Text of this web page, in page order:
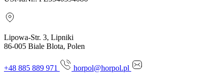
Lipowa-Str. 3, Lipniki
86-005 Biale Blota, Polen
+48 885 889 971 horpol@horpol.pl